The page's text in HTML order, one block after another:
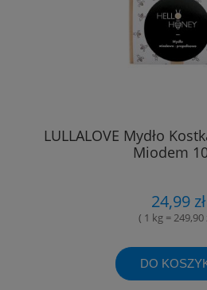
LULLALOVE Mydło
Miodem
24,99 zł
( 1 kg = 249,90
DO